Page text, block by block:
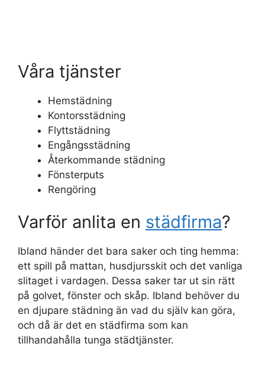
Våra tjänster
Hemstädning
Kontorsstädning
Flyttstädning
Engångsstädning
Återkommande städning
Fönsterputs
Rengöring
Varför anlita en städfirma?
Ibland händer det bara saker och ting hemma:
ett spill på mattan, husdjursskit och det vanliga
slitaget i vardagen. Dessa saker tar ut sin rätt
på golvet, fönster och skåp. Ibland behöver du
en djupare städning än vad du själv kan göra,
och då är det en städfirma som kan
tillhandahålla tunga städtjänster.